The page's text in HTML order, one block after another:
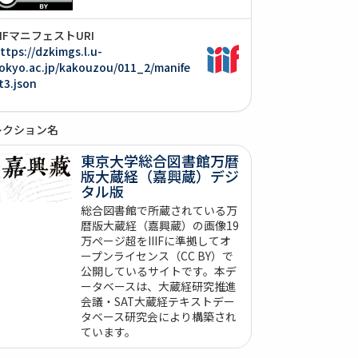
マニフェストURI
dzkimgs.l.u-
kakouzou/011_2/manife
ション名
東京大学総合図書館万暦
版大蔵経（嘉興蔵）デジ
タル版
総合図書館で所蔵されている万
暦版大蔵経（嘉興蔵）の画像19
万ページ超をIIIFに準拠してオ
ープンライセンス（CC BY）で
公開しているサイトです。本デ
ータベースは、大蔵経研究推進
会議・SAT大蔵経テキストデー
タベース研究会により構築され
ています。